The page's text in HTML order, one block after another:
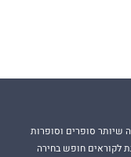
סופרים וסופרות
לקוראים חופש בחירה